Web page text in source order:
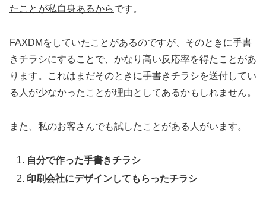
たことが私自身あるからです。
FAXDMをしていたことがあるのですが、そのときに手書
きチラシにすることで、かなり高い反応率を得たことがあ
ります。これはまだそのときに手書きチラシを送付してい
る人が少なかったことが理由としてあるかもしれません。
また、私のお客さんでも試したことがある人がいます。
自分で作った手書きチラシ
印刷会社にデザインしてもらったチラシ